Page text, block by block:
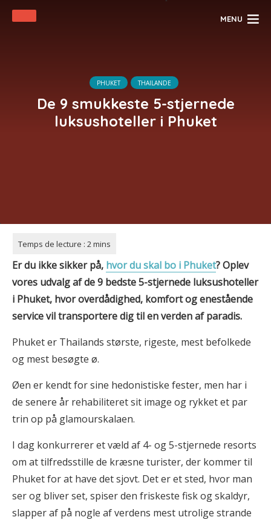
MENU
PHUKET THAILANDE
De 9 smukkeste 5-stjernede
luksushoteller i Phuket
Er du ikke sikker på, hvor du skal bo i Phuket?Oplev
vores udvalg af de 9 bedste 5-stjernede luksushoteller
i Phuket, hvor overdådighed, komfort og enestående
service vil transportere dig til en verden af paradis.
Phuket er Thailands største, rigeste, mest befolkede
og mest besøgte ø.
Øen er kendt for sine hedonistiske fester, men har i
de senere år rehabiliteret sit image og rykket et par
trin op på glamourskalaen.
I dag konkurrerer et væld af 4- og 5-stjernede resorts
om at tilfredsstille de kræsne turister, der kommer til
Phuket for at have det sjovt. Det er et sted, hvor man
ser og bliver set, spiser den friskeste fisk og skaldyr,
slapper af på nogle af verdens mest utrolige strande